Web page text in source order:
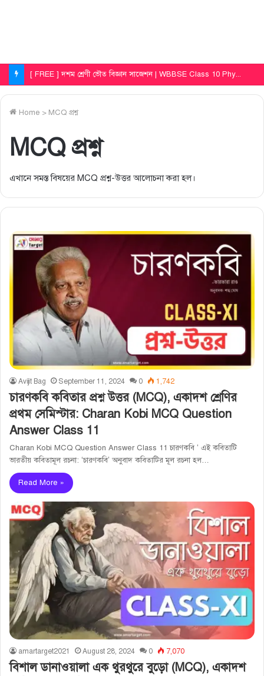
[ FREE ] দশম শ্রেণী ভূগোল সাজেশন | WBBSE Class 10 Geography First Unit Test Question Paper 2025
Home > MCQ প্রশ্ন
MCQ প্রশ্ন
এখানে সমস্ত বিষয়ের MCQ প্রশ্ন-উত্তর আলোচনা করা হল।
Avijit Bag September 11, 2024 0 1,742
চারণকবি কবিতার প্রশ্ন উত্তর (MCQ), একাদশ শ্রেণির
প্রথম সেমিস্টার: Charan Kobi MCQ Question
Answer Class 11
Charan Kobi MCQ Question Answer Class 11 চারণকবি ‘ এই কবিতাটি
ভারতীয় কবিতামূল রচনা: ‘চারণকবি’ অনুবাদ কবিতাটির মূল রচনা হল…
Read More »
amartarget2021 August 28, 2024 0 7,070
বিশাল ডানাওয়ালা এক থুরথুরে বুড়ো (MCQ), একাদশ